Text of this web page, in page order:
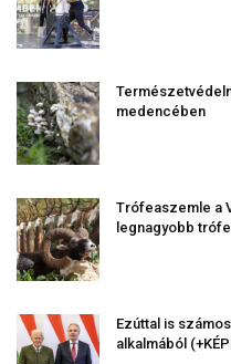
medencében
Trófeaszemle a
legnagyobb
Ezúttal is
alkalmából